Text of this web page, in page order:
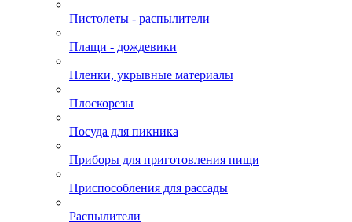
Пистолеты - распылители
Плащи - дождевики
Пленки, укрывные материалы
Плоскорезы
Посуда для пикника
Приборы для приготовления пищи
Приспособления для рассады
Распылители